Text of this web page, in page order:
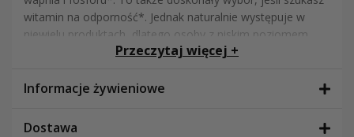
witamin na odporność*. Jednak naturalnie występuje w
niewielu produktach, dlatego osoby z niskim poziomem
witaminy D, szczególnie zimą, mogą potrzebować
Witamina D3, znana również jako cholekalcyferol, to ta
wpływem słońca. W okresach o mniejszej ekspozycji zaleca
Przeczytaj więcej +
Informacje żywieniowe
Dostawa